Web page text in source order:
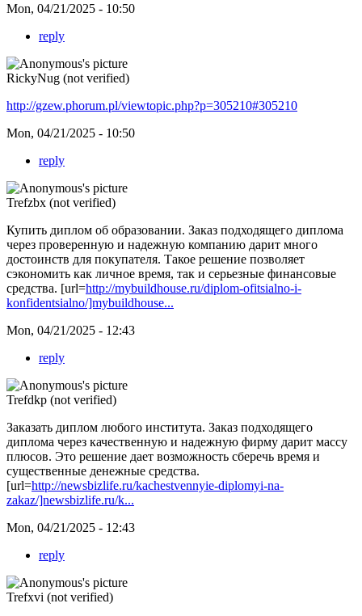
Mon, 04/21/2025 - 10:50
reply
RickyNug (not verified)
http://gzew.phorum.pl/viewtopic.php?p=305210#305210
Mon, 04/21/2025 - 10:50
reply
Trefzbx (not verified)
Купить диплом об образовании. Заказ подходящего диплома
через проверенную и надежную компанию дарит много
достоинств для покупателя. Такое решение позволяет
сэкономить как личное время, так и серьезные финансовые
средства. [url=http://mybuildhouse.ru/diplom-ofitsialno-i-
konfidentsialno/]mybuildhouse...
Mon, 04/21/2025 - 12:43
reply
Trefdkp (not verified)
Заказать диплом любого института. Заказ подходящего
диплома через качественную и надежную фирму дарит массу
плюсов. Это решение дает возможность сберечь время и
существенные денежные средства.
[url=http://newsbizlife.ru/kachestvennyie-diplomyi-na-
zakaz/]newsbizlife.ru/k...
Mon, 04/21/2025 - 12:43
reply
Trefxvi (not verified)